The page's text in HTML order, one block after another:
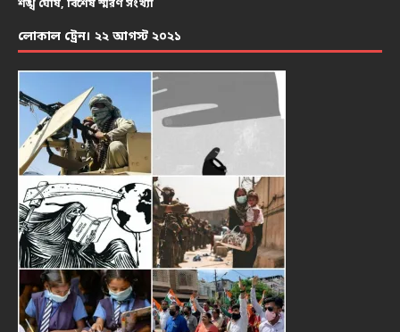
শঙ্খ ঘোষ, বিশেষ স্মরণ সংখ্যা
লোকাল ট্রেন। ২২ আগস্ট ২০২১